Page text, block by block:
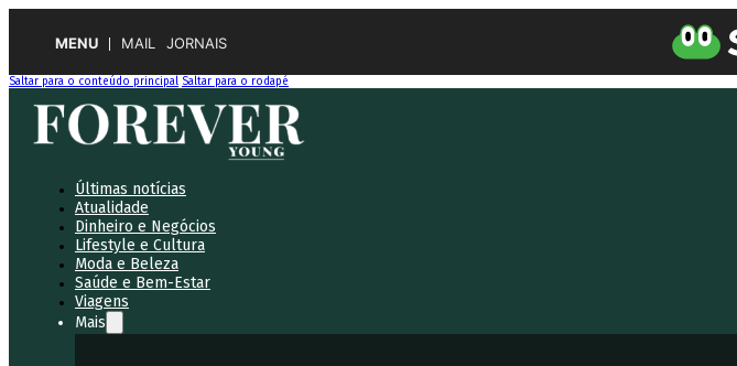
MENU MAIL JORNAIS
Saltar para o conteúdo principal Saltar para o rodapé
Últimas notícias
Atualidade
Dinheiro e Negócios
Lifestyle e Cultura
Moda e Beleza
Saúde e Bem-Estar
Viagens
Mais